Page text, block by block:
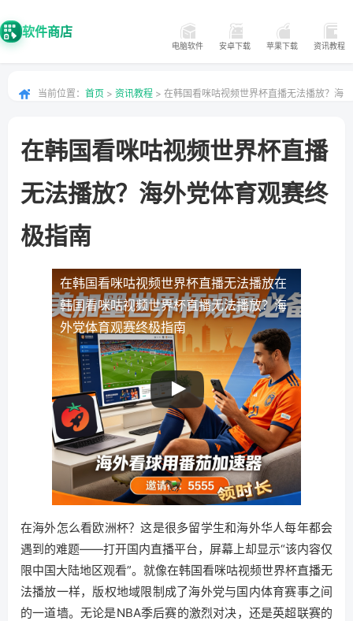
软件商店
电脑软件 安卓下载 苹果下载 资讯教程
当前位置： 首页 > 资讯教程 > 在韩国看咪咕视频世界杯直播无法播放？海
在韩国看咪咕视频世界杯直播
无法播放？海外党体育观赛终
极指南
在韩国看咪咕视频世界杯直播无法播放在
韩国看咪咕视频世界杯直播无法播放？海
外党体育观赛终极指南
在海外怎么看欧洲杯？这是很多留学生和海外华人每年都会
遇到的难题——打开国内直播平台，屏幕上却显示“该内容仅
限中国大陆地区观看”。就像在韩国看咪咕视频世界杯直播无
法播放一样，版权地域限制成了海外党与国内体育赛事之间
的一道墙。无论是NBA季后赛的激烈对决，还是英超联赛的